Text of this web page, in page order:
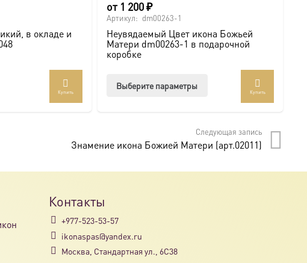
в окладе и
Купить
от 1 200₽
Артикул: dm00263-1
Неувядаемый Цвет икона Божьей
Матери dm00263-1 в подарочной
коробке
Выберите параметры
вариаций.
Опции
Купить
Следующая запись
Знамение икона Божией Матери (арт.02011)
Контакты
+977-523-53-57
ikonaspas@yandex.ru
Москва, Стандартная ул., 6С38